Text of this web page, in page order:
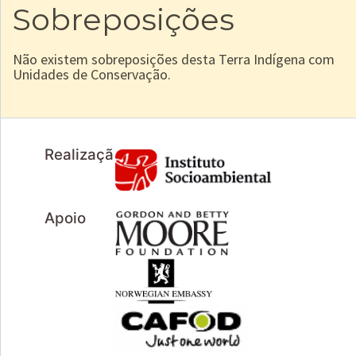
Sobreposições
Não existem sobreposições desta Terra Indígena com
Unidades de Conservação.